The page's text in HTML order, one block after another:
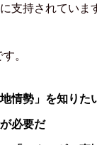
支持されていま
。
情勢」を知りた
必要だ